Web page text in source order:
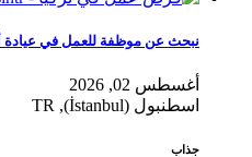
نبحث عن موظفة للعمل في عيادة
أغسطس 02, 2026
اسطنبول (İstanbul), TR
جذاب